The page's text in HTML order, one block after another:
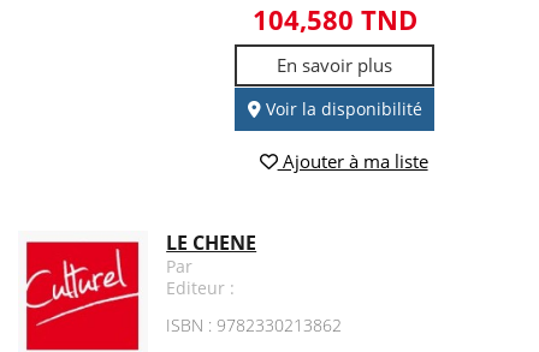
104,580 TND
En savoir plus
Voir la disponibilité
Ajouter à ma liste
LE CHENE
Par
Editeur :
ISBN : 9782330213862